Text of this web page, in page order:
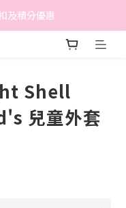
及偏遠地區除外)
及積分優惠
及偏遠地區除外)
Shell
兒童外套